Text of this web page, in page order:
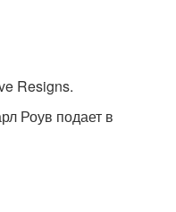
Resigns.
Роув подает в